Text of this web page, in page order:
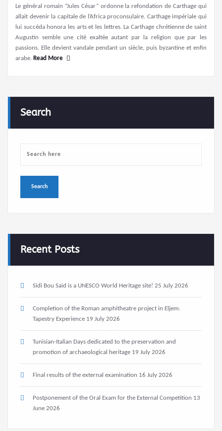
Le général romain “Jules César” ordonne la refondation de Carthage qui
allait devenir la capitale de l’Africa proconsulaire. Carthage impériale qui
lui succéda honora les arts et les lettres. La Carthage chrétienne de saint
Augustin semble une cité exaltée autant par la religion que par les
passions. Elle devient vandale pendant un siècle, puis byzantine et enfin
arabe. Read More
Search
Recent Posts
Sidi Bou Saïd is a UNESCO World Heritage site! 25 July 2026
Completion of the Roman amphitheatre project in Eljem:
Tapestry Experience 19 July 2026
Tunisian-Italian Days dedicated to the preservation and
promotion of archaeological heritage 19 July 2026
Final results of the external examination 16 July 2026
Postponement of the Oral Exam for the External Competition 13
June 2026